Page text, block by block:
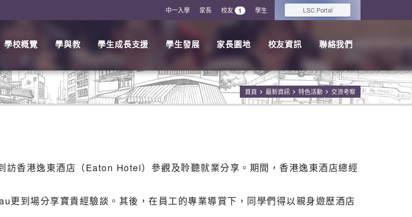
中一入學 家長 校友 1 學生 LSC Portal
學校概覽 學與教 學生成長支援 學生發展 家長園地 校友資訊 聯絡我們
首頁 最新資訊 特色活動 交流考察
訪香港逸東酒店（Eaton Hotel）參觀及聆聽就業分享。期間，香港逸東酒店總經
到場分享寶貴經驗談。其後，在員工的專業導賞下， 同學們得以親身遊歷酒店